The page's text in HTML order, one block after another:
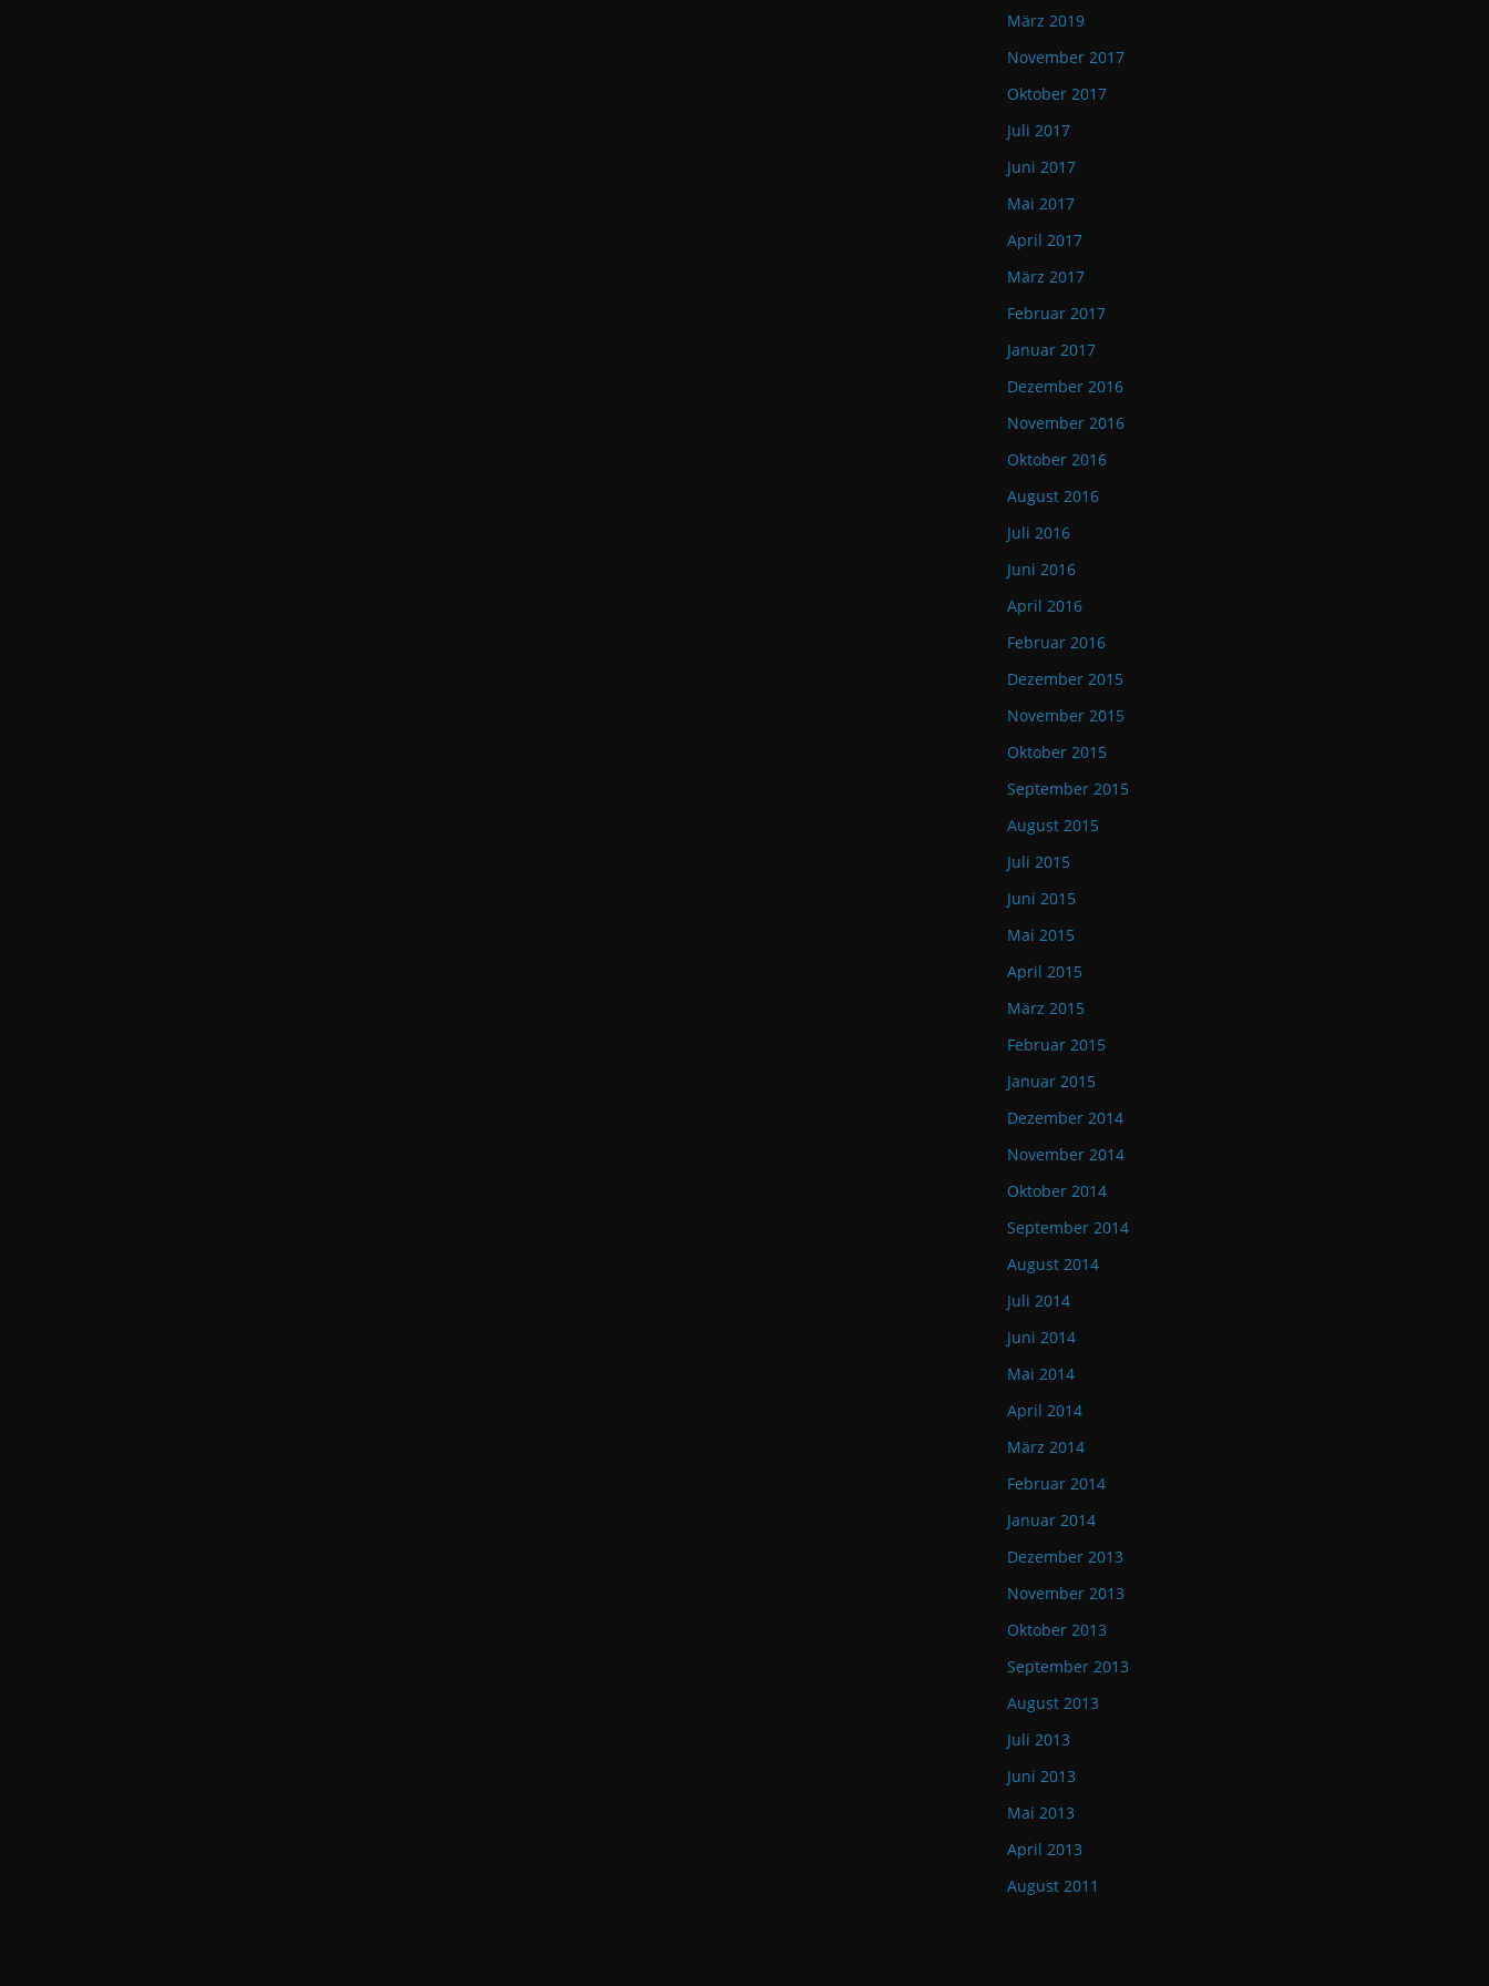
März 2019
November 2017
Oktober 2017
Juli 2017
Juni 2017
Mai 2017
April 2017
März 2017
Februar 2017
Januar 2017
Dezember 2016
November 2016
Oktober 2016
August 2016
Juli 2016
Juni 2016
April 2016
Februar 2016
Dezember 2015
November 2015
Oktober 2015
September 2015
August 2015
Juli 2015
Juni 2015
Mai 2015
April 2015
März 2015
Februar 2015
Januar 2015
Dezember 2014
November 2014
Oktober 2014
September 2014
August 2014
Juli 2014
Juni 2014
Mai 2014
April 2014
März 2014
Februar 2014
Januar 2014
Dezember 2013
November 2013
Oktober 2013
September 2013
August 2013
Juli 2013
Juni 2013
Mai 2013
April 2013
August 2011